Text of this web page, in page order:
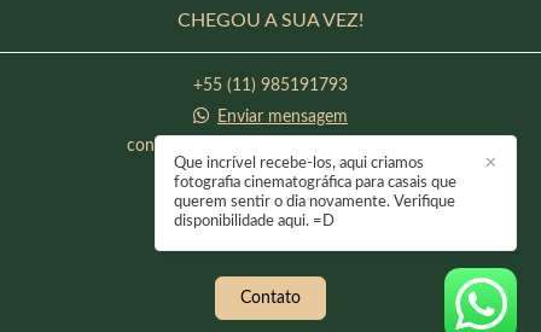
CHEGOU A SUA VEZ!
+55 (11) 985191793
Enviar mensagem
contato@raphaeloliveirafotografia.com
Itapevi / SP
Contato
✕
Que incrível recebe-los, aqui criamos
fotografia cinematográfica para casais que
querem sentir o dia novamente. Verifique
disponibilidade aqui. =D